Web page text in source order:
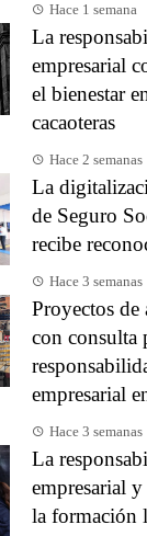
Hace 1 semana
La
empresarial
el bienestar
cacaoteras
Hace 2 semanas
La
de Seguro
recibe
Hace 3 semanas
Proyectos de
con consulta
empresarial
Hace 3 semanas
La
empresarial
la formación